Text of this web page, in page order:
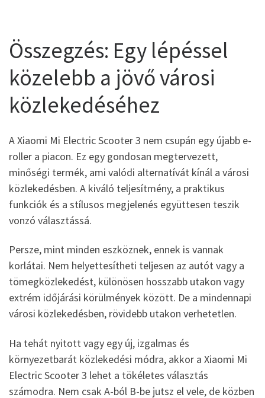
Összegzés: Egy lépéssel
közelebb a jövő városi
közlekedéséhez
A Xiaomi Mi Electric Scooter 3 nem csupán egy újabb e-
roller a piacon. Ez egy gondosan megtervezett,
minőségi termék, ami valódi alternatívát kínál a városi
közlekedésben. A kiváló teljesítmény, a praktikus
funkciók és a stílusos megjelenés együttesen teszik
vonzó választássá.
Persze, mint minden eszköznek, ennek is vannak
korlátai. Nem helyettesítheti teljesen az autót vagy a
tömegközlekedést, különösen hosszabb utakon vagy
extrém időjárási körülmények között. De a mindennapi
városi közlekedésben, rövidebb utakon verhetetlen.
Ha tehát nyitott vagy egy új, izgalmas és
környezetbarát közlekedési módra, akkor a Xiaomi Mi
Electric Scooter 3 lehet a tökéletes választás
számodra. Nem csak A-ból B-be jutsz el vele, de közben